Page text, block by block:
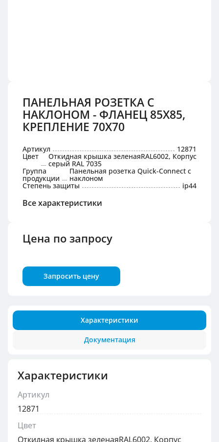
ПАНЕЛЬНАЯ РОЗЕТКА С
НАКЛОНОМ - ФЛАНЕЦ 85X85,
КРЕПЛЕНИЕ 70X70
Артикул 12871
Цвет Откидная крышка зеленаяRAL6002, Корпус
серый RAL 7035
Группа
продукции
Панельная розетка Quick-Connect с
наклоном
Степень защиты ip44
Все характеристики
Цена по запросу
Запросить цену
Характеристики
Документация
Характеристики
Артикул
12871
Цвет
Откидная крышка зеленаяRAL6002, Корпус